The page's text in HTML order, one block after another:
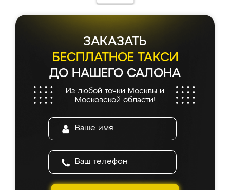
ЗАКАЗАТЬ
БЕСПЛАТНОЕ ТАКСИ
ДО НАШЕГО САЛОНА
Из любой точки Москвы и
Московской области!